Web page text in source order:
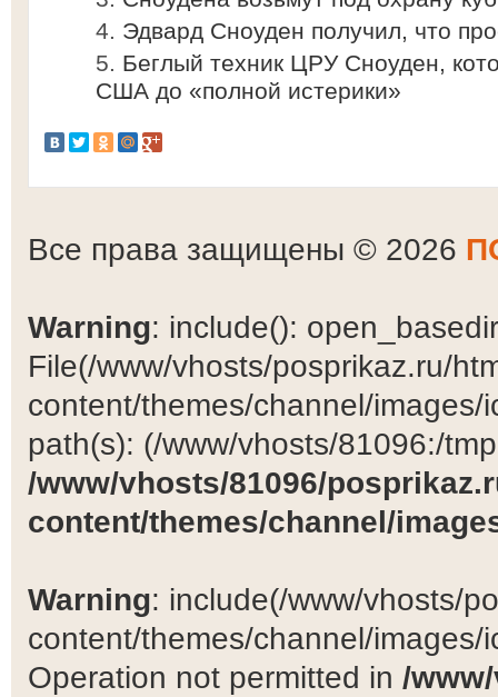
Эдвард Сноуден получил, что
Беглый техник ЦРУ Сноуден,
США до «полной истерики»
Все права защищены © 2026
Warning: include():
File(/www/vhosts/posprikaz.ru/
content/themes/channel/
path(s): (/www/vhosts/81096:/
/www/vhosts/81096/
content/themes/channel/
Warning: include(/www/vhosts/
content/themes/channel/
Operation not permitted in /